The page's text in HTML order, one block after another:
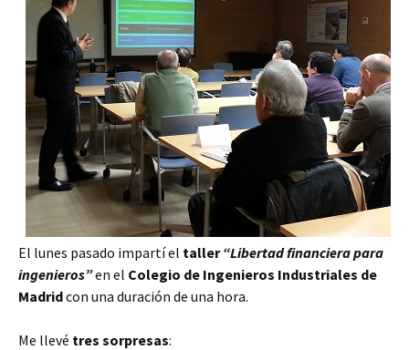
El lunes pasado impartí el taller“Libertad financiera para
ingenieros”en el Colegio de Ingenieros Industriales de
Madridcon una duración de una hora.
Me llevé tres sorpresas: